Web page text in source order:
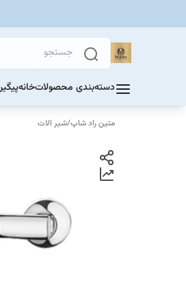
دسته‌بندی محصولاتخانه
متین راد شاپ/شیر الات